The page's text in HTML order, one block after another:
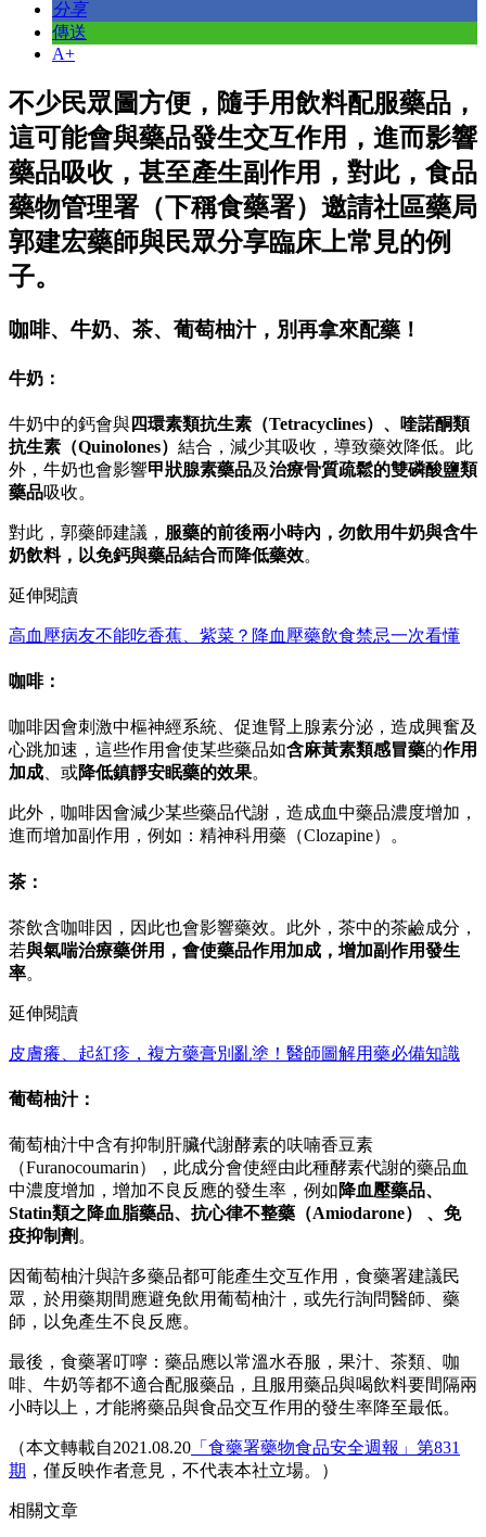
分享
傳送
A+
不少民眾圖方便，隨手用飲料配服藥品，
這可能會與藥品發生交互作用，進而影響
藥品吸收，甚至產生副作用，對此，食品
藥物管理署（下稱食藥署）邀請社區藥局
郭建宏藥師與民眾分享臨床上常見的例
子。
咖啡、牛奶、茶、葡萄柚汁，別再拿來配藥！
牛奶：
牛奶中的鈣會與四環素類抗生素（Tetracyclines）、喹諾酮類
抗生素（Quinolones） 結合，減少其吸收，導致藥效降低。此
外，牛奶也會影響甲狀腺素藥品及治療骨質疏鬆的雙磷酸鹽類
藥品吸收。
對此，郭藥師建議， 服藥的前後兩小時內，勿飲用牛奶與含牛
奶飲料，以免鈣與藥品結合而降低藥效。
延伸閱讀
高血壓病友不能吃香蕉、紫菜？降血壓藥飲食禁忌一次看懂
咖啡：
咖啡因會刺激中樞神經系統、促進腎上腺素分泌，造成興奮及
心跳加速，這些作用會使某些藥品如含麻黃素類感冒藥的作用
加成 、或降低鎮靜安眠藥的效果。
此外，咖啡因會減少某些藥品代謝，造成血中藥品濃度增加，
進而增加副作用，例如：精神科用藥（Clozapine）。
茶：
茶飲含咖啡因，因此也會影響藥效。此外，茶中的茶鹼成分，
若與氣喘治療藥併用，會使藥品作用加成，增加副作用發生
率。
延伸閱讀
皮膚癢、起紅疹，複方藥膏別亂塗！醫師圖解用藥必備知識
葡萄柚汁：
葡萄柚汁中含有抑制肝臟代謝酵素的呋喃香豆素
（Furanocoumarin），此成分會使經由此種酵素代謝的藥品血
中濃度增加，增加不良反應的發生率，例如降血壓藥品、
Statin類之降血脂藥品、抗心律不整藥（Amiodarone） 、免
疫抑制劑。
因葡萄柚汁與許多藥品都可能產生交互作用，食藥署建議民
眾，於用藥期間應避免飲用葡萄柚汁，或先行詢問醫師、藥
師，以免產生不良反應。
最後，食藥署叮嚀：藥品應以常溫水吞服，果汁、茶類、咖
啡、牛奶等都不適合配服藥品，且服用藥品與喝飲料要間隔兩
小時以上，才能將藥品與食品交互作用的發生率降至最低。
（本文轉載自2021.08.20 「食藥署藥物食品安全週報」第831
期 ，僅反映作者意見，不代表本社立場。）
相關文章